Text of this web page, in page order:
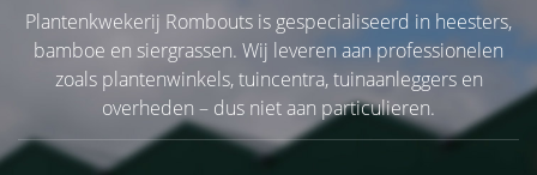
Plantenkwekerij Rombouts is gespecialiseerd in heesters,
bamboe en siergrassen. Wij leveren aan professionelen
zoals plantenwinkels, tuincentra, tuinaanleggers en
overheden – dus niet aan particulieren.